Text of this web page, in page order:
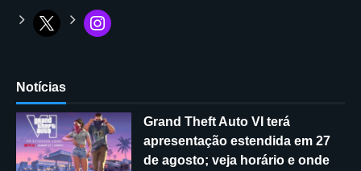
Notícias
Grand Theft Auto VI terá
apresentação estendida em 27
de agosto; veja horário e onde